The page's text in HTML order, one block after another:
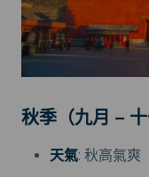
秋季（九月 – 十
天氣: 秋高氣爽